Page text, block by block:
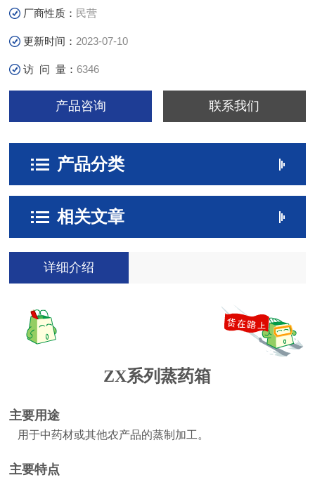
厂商性质： 民营
更新时间： 2023-07-10
访 问 量：6346
产品咨询 联系我们
产品分类
相关文章
详细介绍
ZX系列蒸药箱
主要用途
用于中药材或其他农产品的蒸制加工。
主要特点